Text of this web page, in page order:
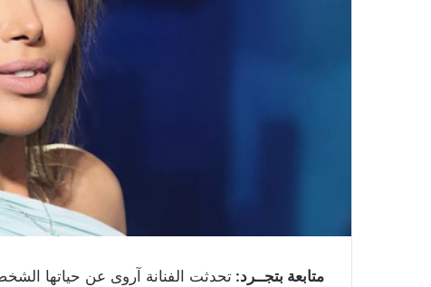
متابعة بتجــرد: تحدثت الفنانة آروى عن حياتها